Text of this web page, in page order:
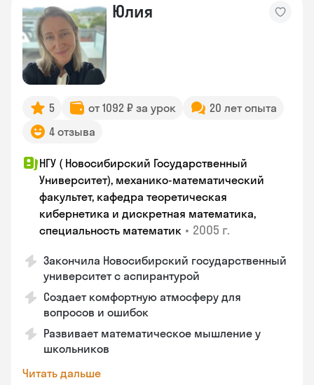
Юлия
5 от 1092 ₽ за урок
20 лет опыта
4 отзыва
НГУ ( Новосибирский Государственный
Университет), механико-математический
факультет, кафедра теоретическая
кибернетика и дискретная математика,
специальность математик • 2005 г.
Закончилa Новосибирский государственный
университет с аспирантурой
Создает комфортную атмосферу для
вопросов и ошибок
Развивает математическое мышление у
школьников
Читать дальше